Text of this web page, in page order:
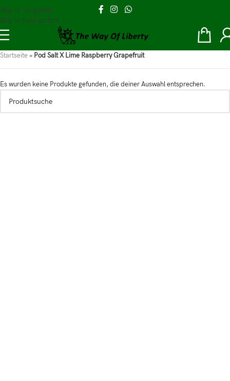
Skip to navigation
Skip to main content
Startseite » Pod Salt X Lime Raspberry Grapefruit
Es wurden keine Produkte gefunden, die deiner Auswahl entsprechen.